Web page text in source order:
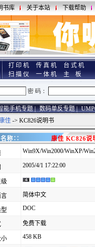
书库 关于本站 下载帮助
打 印 机 传 真 机
台 式 机
扫 描 仪
一 体 机 主 板
能手机专题 | 数码单反专题 |
佳 -> KC826说明书
书名称∷ 康佳 KC826说
Win9X/Win2000/WinXP/
2005/4/1 17:22:00
简体中文
DOC
免费下载
458 KB